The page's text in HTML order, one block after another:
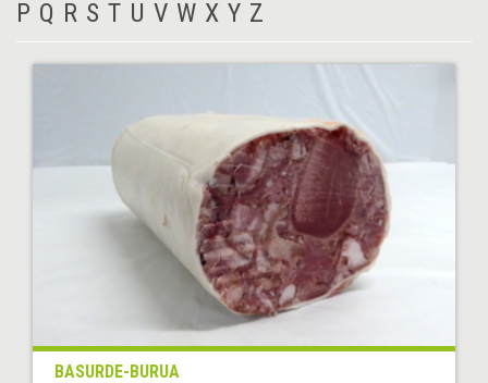
P Q R S T U V W X Y Z
BASURDE-BURUA